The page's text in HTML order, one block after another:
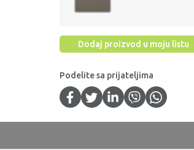
Dodaj proizvod u moju listu
Podelite sa prijateljima